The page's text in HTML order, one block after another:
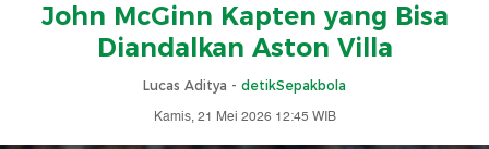
John McGinn Kapten yang Bisa
Diandalkan Aston Villa
Lucas Aditya - detikSepakbola
Kamis, 21 Mei 2026 12:45 WIB